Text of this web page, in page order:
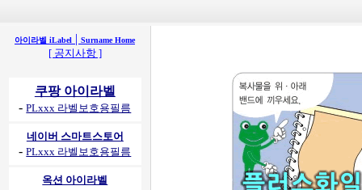
아이라벨 iLabel | Surname Home
[ 공지사항 ]
쿠팡 아이라벨
-PLxxx 라벨보호용필름
네이버 스마트스토어
-PLxxx 라벨보호용필름
옥션 아이라벨